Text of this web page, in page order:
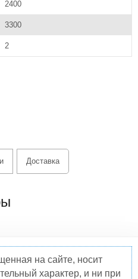
2400
3300
2
Доставка
на сайте, носит
характер, и ни при